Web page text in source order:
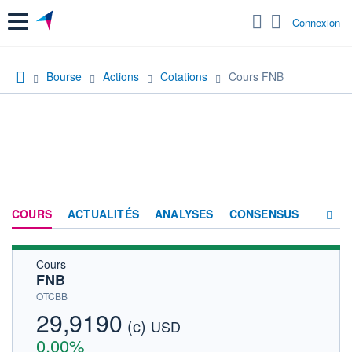
Menu Connexion
Bourse Actions Cotations Cours FNB
COURS ACTUALITÉS ANALYSES CONSENSUS
ACTIONNAIRES
Cours
FNB
OTCBB
29,9190 (c) USD
0,00%